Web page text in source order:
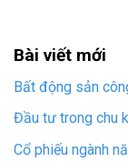
Bài viết mới
Bất động sản
Đầu tư trong chu
Cổ phiếu ngành